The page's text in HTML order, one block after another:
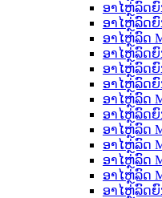
ອາໄຫຼ່ລົດຍົ
ອາໄຫຼ່ລົດ
ອາໄຫຼ່ລົດ
ອາໄຫຼ່ລົດຍົ
ອາໄຫຼ່ລົດຍົ
ອາໄຫຼ່ລົດຍົ
ອາໄຫຼ່ລົດ
ອາໄຫຼ່ລົດຍົ
ອາໄຫຼ່ລົດ
ອາໄຫຼ່ລົດ
ອາໄຫຼ່ລົດ
ອາໄຫຼ່ລົດ
ອາໄຫຼ່ລົດຍົ